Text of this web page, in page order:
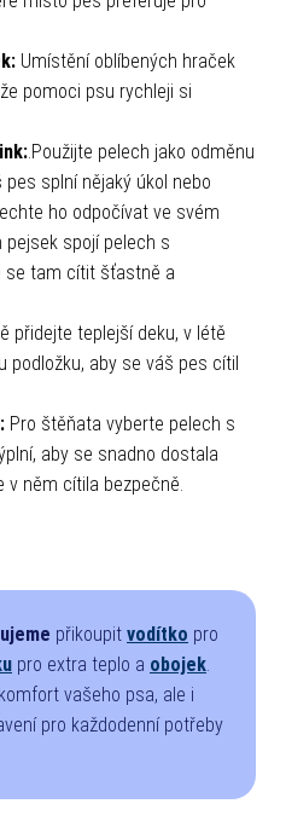
Umístění oblíbených hraček
pomoci psu rychleji si
.Použijte pelech jako odměnu
splní nějaký úkol nebo
ho odpočívat ve svém
spojí pelech s
se tam cítit šťastně a
přidejte teplejší deku, v létě
podložku, aby se váš pes cítil
Pro štěňata vyberte pelech s
aby se snadno dostala
v něm cítila bezpečně.
přikoupit vodítko pro
pro extra teplo a obojek.
vašeho psa, ale i
pro každodenní potřeby